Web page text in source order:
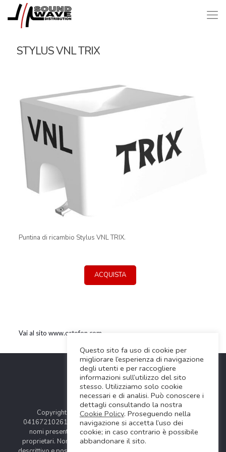
STYLUS VNL TRIX
Puntina di ricambio Stylus VNL TRIX.
ACQUISTA
Vai al sito www.ortofon.com
Copyright © 2024 Soundwave Distribution Srl - P.I.
04167210261 |
COOKIES POLICY| Tutti i marchi, i prodotti e i
nomi presentati in questo sito sono registrati dai legittimi
proprietari. Nomi e caratteristiche sono citati solamente al fine
Questo sito fa uso di cookie per
migliorare l’esperienza di navigazione
degli utenti e per raccogliere
informazioni sull’utilizzo del sito
stesso. Utilizziamo solo cookie
necessari e di analisi. Può conoscere i
dettagli consultando la nostra
Cookie Policy. Proseguendo nella
navigazione si accetta l’uso dei
cookie; in caso contrario è possibile
abbandonare il sito.